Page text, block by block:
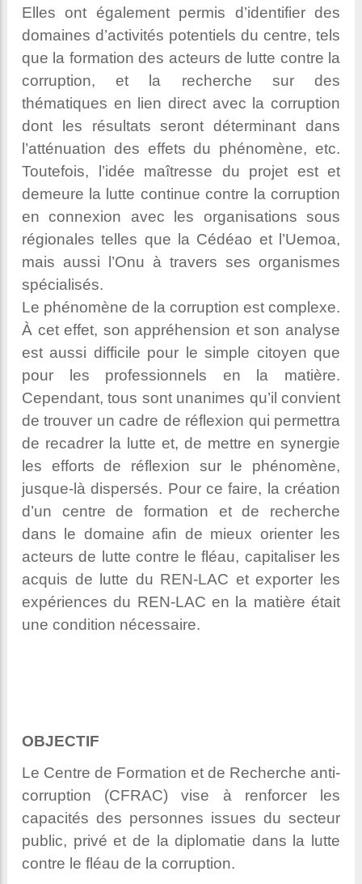
Elles ont également permis d’identifier des
domaines d’activités potentiels du centre, tels
que la formation des acteurs de lutte contre la
corruption, et la recherche sur des
thématiques en lien direct avec la corruption
dont les résultats seront déterminant dans
l’atténuation des effets du phénomène, etc.
Toutefois, l’idée maîtresse du projet est et
demeure la lutte continue contre la corruption
en connexion avec les organisations sous
régionales telles que la Cédéao et l’Uemoa,
mais aussi l’Onu à travers ses organismes
spécialisés.
Le phénomène de la corruption est complexe.
À cet effet, son appréhension et son analyse
est aussi difficile pour le simple citoyen que
pour les professionnels en la matière.
Cependant, tous sont unanimes qu’il convient
de trouver un cadre de réflexion qui permettra
de recadrer la lutte et, de mettre en synergie
les efforts de réflexion sur le phénomène,
jusque-là dispersés. Pour ce faire, la création
d’un centre de formation et de recherche
dans le domaine afin de mieux orienter les
acteurs de lutte contre le fléau, capitaliser les
acquis de lutte du REN-LAC et exporter les
expériences du REN-LAC en la matière était
une condition nécessaire.
OBJECTIF
Le Centre de Formation et de Recherche anti-
corruption (CFRAC) vise à renforcer les
capacités des personnes issues du secteur
public, privé et de la diplomatie dans la lutte
contre le fléau de la corruption.